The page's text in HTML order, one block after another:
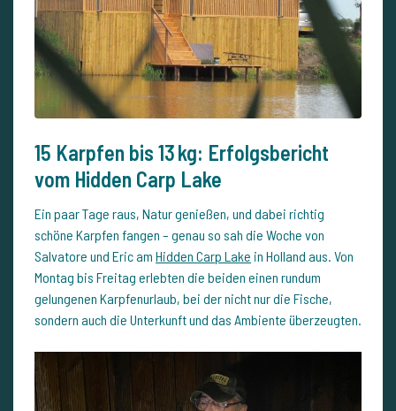
15 Karpfen bis 13 kg: Erfolgsbericht
vom Hidden Carp Lake
Ein paar Tage raus, Natur genießen, und dabei richtig
schöne Karpfen fangen – genau so sah die Woche von
Salvatore und Eric am Hidden Carp Lake in Holland aus. Von
Montag bis Freitag erlebten die beiden einen rundum
gelungenen Karpfenurlaub, bei der nicht nur die Fische,
sondern auch die Unterkunft und das Ambiente überzeugten.